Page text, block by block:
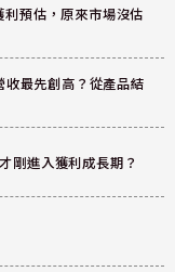
預估，原來市場沒估
最先創高？從產品結
剛進入獲利成長期？